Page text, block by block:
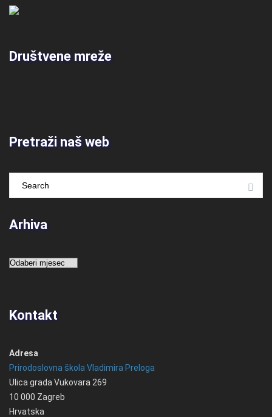
Društvene mreže
Pretraži naš web
Arhiva
Arhiva
Kontakt
Adresa
Prirodoslovna škola Vladimira Preloga
Ulica grada Vukovara 269
10 000 Zagreb
Hrvatska